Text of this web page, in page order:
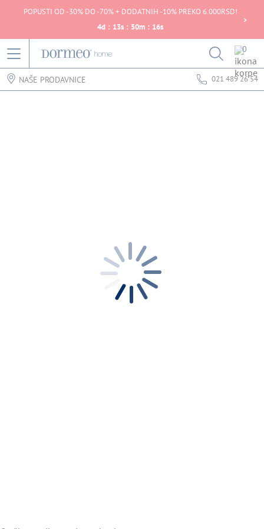
POPUSTI OD -30% DO -70% + DODATNIH -10% PREKO 6.000RSD!
4d : 13s : 50m : 16s
0
NAŠE PRODAVNICE 021 489 26 54